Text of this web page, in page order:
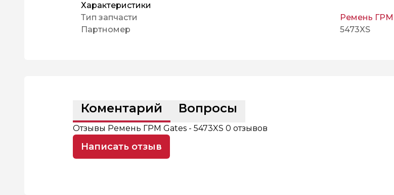
Характеристики
Тип запчасти
Ремень ГРМ
Партномер
5473XS
Коментарий Вопросы
Отзывы Ремень ГРМ Gates - 5473XS 0 отзывов
Написать отзыв